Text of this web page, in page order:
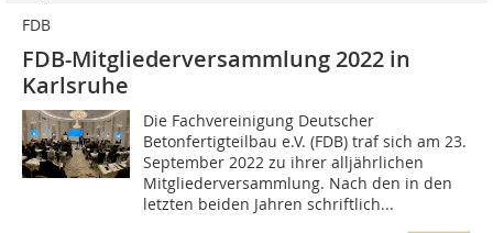
FDB
FDB-Mitgliederversammlung 2022 in
Karlsruhe
Die Fachvereinigung Deutscher
Betonfertigteilbau e.V. (FDB) traf sich am 23.
September 2022 zu ihrer alljährlichen
Mitgliederversammlung. Nach den in den
letzten beiden Jahren schriftlich...